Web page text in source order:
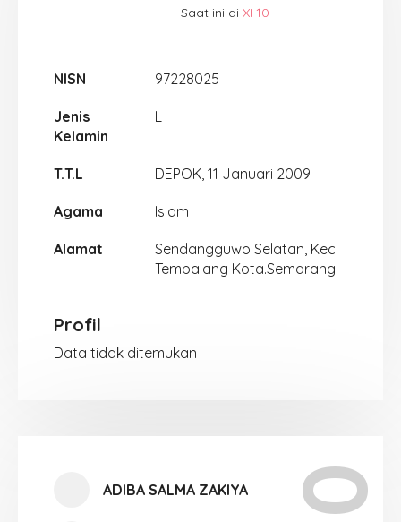
Saat ini di XI-10
NISN 97228025
Jenis
Kelamin
L
T.T.L DEPOK, 11 Januari 2009
Agama Islam
Alamat
Sendangguwo Selatan, Kec.
Tembalang Kota.Semarang
Profil
Data tidak ditemukan
ADIBA SALMA ZAKIYA